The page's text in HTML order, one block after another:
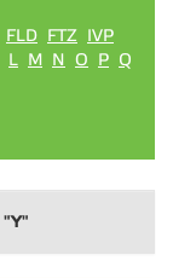
FLD FTZ IVP
L M N O P Q
"Y"